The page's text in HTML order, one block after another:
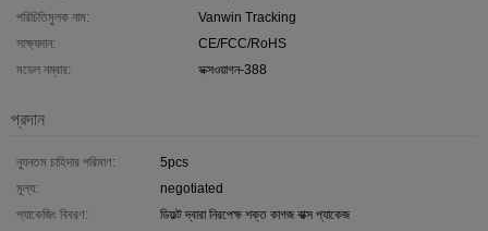
পরিচিতিমুলক নাম:
Vanwin Tracking
সাক্ষ্যদান:
CE/FCC/RoHS
মডেল নম্বার:
ভক্সওয়াগন-388
প্রদান
ন্যূনতম চাহিদার পরিমাণ:
5pcs
মূল্য:
negotiated
প্যাকেজিং বিবরণ:
ডিফল্ট দ্বারা নিরপেক্ষ শক্ত কাগজ বাক্স প্যাকেজ